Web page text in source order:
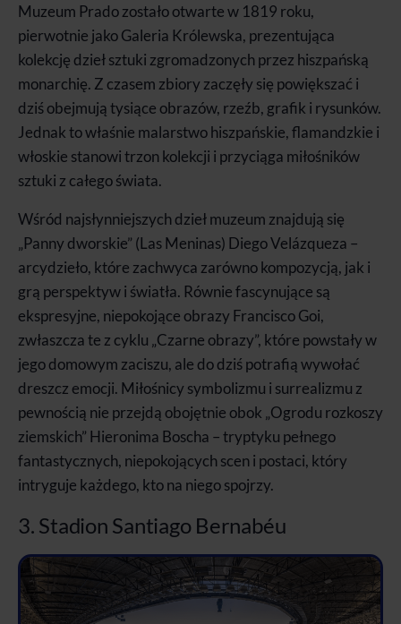
Muzeum Prado zostało otwarte w 1819 roku,
pierwotnie jako Galeria Królewska, prezentująca
kolekcję dzieł sztuki zgromadzonych przez hiszpańską
monarchię. Z czasem zbiory zaczęły się powiększać i
dziś obejmują tysiące obrazów, rzeźb, grafik i rysunków.
Jednak to właśnie malarstwo hiszpańskie, flamandzkie i
włoskie stanowi trzon kolekcji i przyciąga miłośników
sztuki z całego świata.
Wśród najsłynniejszych dzieł muzeum znajdują się
„Panny dworskie” (Las Meninas) Diego Velázqueza –
arcydzieło, które zachwyca zarówno kompozycją, jak i
grą perspektyw i światła. Równie fascynujące są
ekspresyjne, niepokojące obrazy Francisco Goi,
zwłaszcza te z cyklu „Czarne obrazy”, które powstały w
jego domowym zaciszu, ale do dziś potrafią wywołać
dreszcz emocji. Miłośnicy symbolizmu i surrealizmu z
pewnością nie przejdą obojętnie obok „Ogrodu rozkoszy
ziemskich” Hieronima Boscha – tryptyku pełnego
fantastycznych, niepokojących scen i postaci, który
intryguje każdego, kto na niego spojrzy.
3. Stadion Santiago Bernabéu